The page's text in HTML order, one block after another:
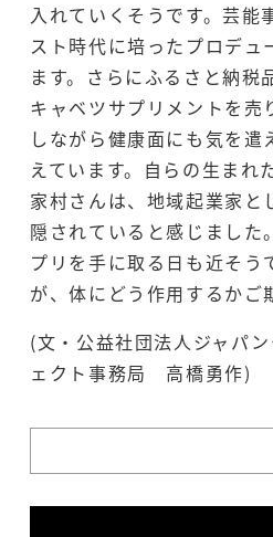
入れていくそうです。芸能
スト時代に培ったプロデュ
ます。さらにふるさと納税
キャベツサプリメントを売
しながら健康面にも気を遣
えています。自らの生まれ
家村さんは、地域起業家と
隠されていると感じました
プリを手に取る日も近そう
が、体にどう作用するかご
(文・公益社団法人ジャパ
ェクト事務局 高橋勇作)